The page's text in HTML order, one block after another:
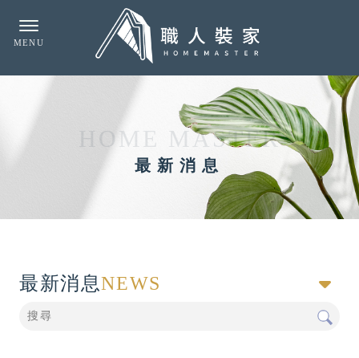
最新消息
最新消息NEWS